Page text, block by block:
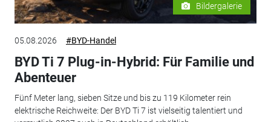
Bildergalerie
05.08.2026 #BYD-Handel
BYD Ti 7 Plug-in-Hybrid: Für Familie und
Abenteuer
Fünf Meter lang, sieben Sitze und bis zu 119 Kilometer rein
elektrische Reichweite: Der BYD Ti 7 ist vielseitig talentiert und